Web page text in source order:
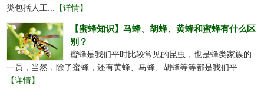
类包括人工...
【详情】
【蜜蜂知识】马蜂、胡蜂、黄蜂和蜜蜂有什么区
别？
蜜蜂是我们平时比较常见的昆虫，也是蜂类家族的
一员，当然，除了蜜蜂，还有黄蜂、马蜂、胡蜂等等都是我们平...
【详情】